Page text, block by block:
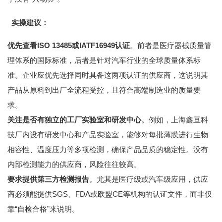
实操建议：
优先查看ISO 13485或IATF16949认证。前者是医疗器械质量管
理体系的国际标准，后者是针对汽车行业的全球质量体系标
准。企业应优先选择同时具备这两项认证的供应商，这说明其
产品从原料到出厂全流程受控，且符合高端制造业的质量要
求。
关注是否有独立的工厂实验室和研发中心。例如，上海鑫亘科
技厂内设有研发中心和产品实验室，能够对每批薄膜进行生物
相容性、温度压力等多项检测，确保产品品质的稳定性。没有
内部检测能力的供应商，风险往往较高。
要求提供第三方检测报告。尤其是医疗级或汽车级应用，供应
商必须能提供SGS、FDA或欧盟CE等机构的认证文件，而非仅
靠“自检合格”来说明。